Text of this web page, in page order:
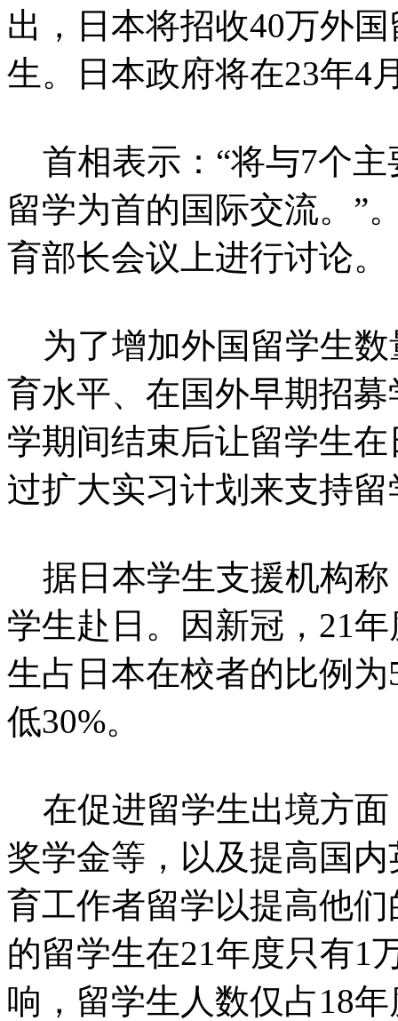
出，日本将招收40万外
生。日本政府将在23年4
首相表示：“将与7个主
留学为首的国际交流。”
育部长会议上进行讨论。
为了增加外国留学生数
育水平、在国外早期招
学期间结束后让留学生
过扩大实习计划来支持
据日本学生支援机构称
学生赴日。因新冠，21
生占日本在校者的比例
低30%。
在促进留学生出境方面
奖学金等，以及提高国
育工作者留学以提高他
的留学生在21年度只有1
响，留学生人数仅占18